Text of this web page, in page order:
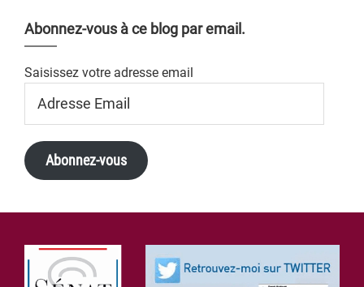
Abonnez-vous à ce blog par email.
Saisissez votre adresse email
Email
Abonnez-vous
Footer